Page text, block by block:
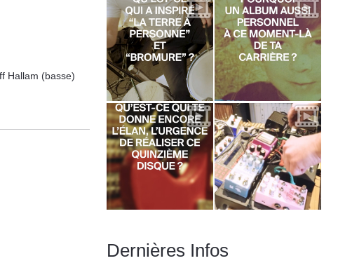
Hallam (basse)
Dernières Infos